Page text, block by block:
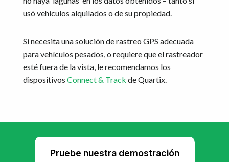
usó vehículos alquilados o de su propiedad.
Si necesita una solución de rastreo GPS adecuada
para vehículos pesados, o requiere que el rastreador
esté fuera de la vista, le recomendamos los
dispositivos Connect & Track de Quartix.
Pruebe nuestra demostración